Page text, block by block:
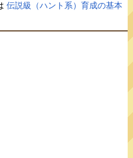
伝説級（ハント系）育成の基本